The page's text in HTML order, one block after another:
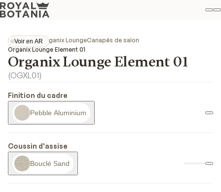
Voir en AR
Voir en AR
CollectionsOrganix LoungeCanapés de salon
Organix Lounge Element 01
Organix Lounge Element 01
(OGXL01)
Finition du cadre
Pebble Aluminium
Coussin d'assise
Bouclé Sand